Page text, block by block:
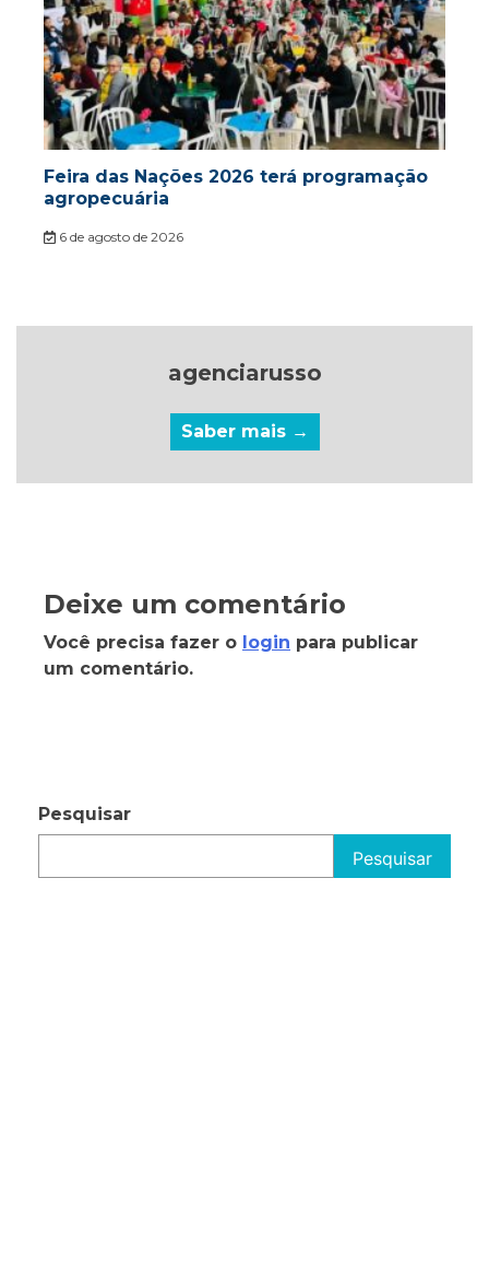
Feira das Nações 2026 terá programação
agropecuária
6 de agosto de 2026
agenciarusso
Saber mais →
Deixe um comentário
Você precisa fazer o login para publicar
um comentário.
Pesquisar
Pesquisar